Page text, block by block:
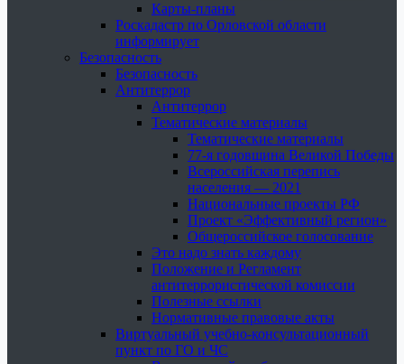
Карты-планы
Роскадастр по Орловской области
информирует
Безопасность
Безопасность
Антитеррор
Антитеррор
Тематические материалы
Тематические материалы
77-я годовщина Великой Победы
Всероссийская перепись
населения — 2021
Национальные проекты РФ
Проект «Эффективный регион»
Общероссийское голосование
Это надо знать каждому
Положение и Регламент
антитеррористической комиссии
Полезные ссылки
Нормативные правовые акты
Виртуальный учебно-консультационный
пункт по ГО и ЧС